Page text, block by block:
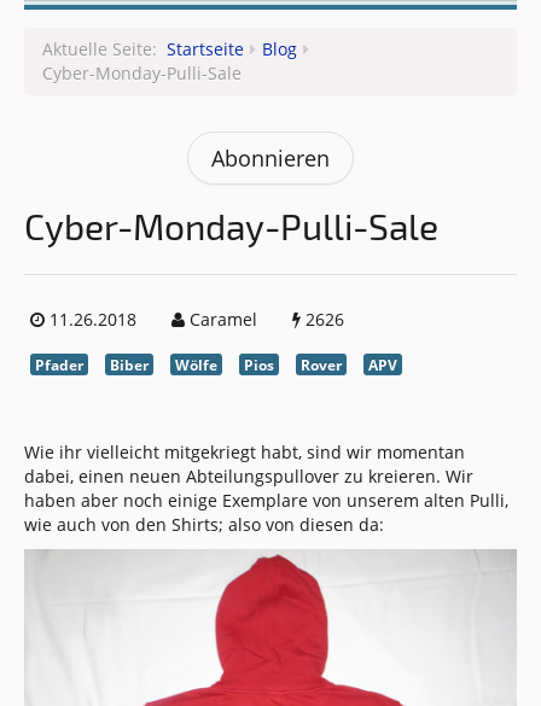
Aktuelle Seite: Startseite
Blog
Cyber-Monday-Pulli-Sale
Abonnieren
Cyber-Monday-Pulli-Sale
11.26.2018 Caramel 2626
Pfader Biber Wölfe Pios Rover APV
Wie ihr vielleicht mitgekriegt habt, sind wir momentan
dabei, einen neuen Abteilungspullover zu kreieren. Wir
haben aber noch einige Exemplare von unserem alten Pulli,
wie auch von den Shirts; also von diesen da: